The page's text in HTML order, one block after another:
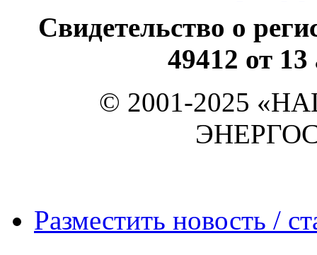
Свидетельство о
49412 от
© 2001-2025
Разместить новость /